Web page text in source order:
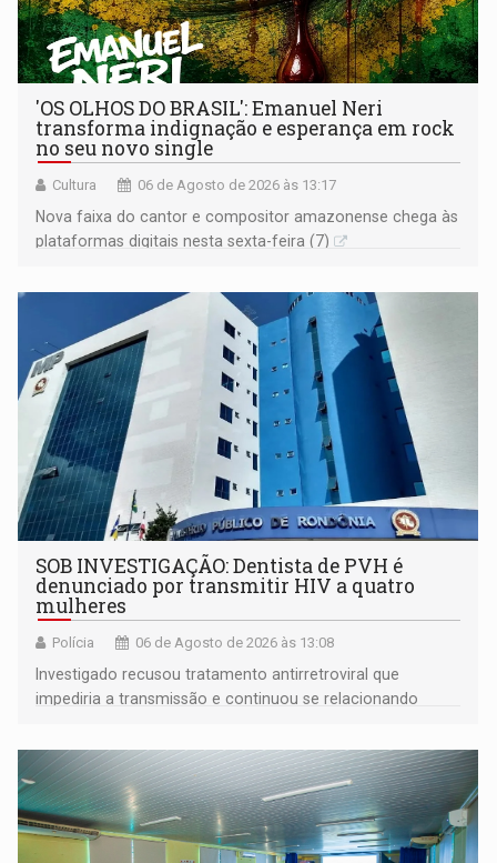
'OS OLHOS DO BRASIL': Emanuel Neri
transforma indignação e esperança em rock
no seu novo single
Cultura 06 de Agosto de 2026 às 13:17
Nova faixa do cantor e compositor amazonense chega às
plataformas digitais nesta sexta-feira (7)
SOB INVESTIGAÇÃO: Dentista de PVH é
denunciado por transmitir HIV a quatro
mulheres
Polícia 06 de Agosto de 2026 às 13:08
Investigado recusou tratamento antirretroviral que
impediria a transmissão e continuou se relacionando